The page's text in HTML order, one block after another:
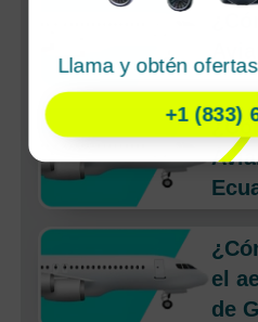
el
de
Llama y obtén
+1 (833)